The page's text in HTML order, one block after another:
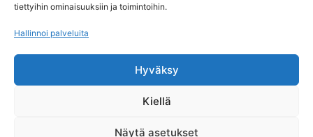
tiettyihin ominaisuuksiin ja toimintoihin.
Hallinnoi palveluita
Hyväksy
Kiellä
Näytä asetukset
vastaan puhelimitse.
Tavarataivas.fi / Importxx Oy
3187020-1